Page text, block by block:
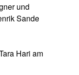
und
Sande
Hari am